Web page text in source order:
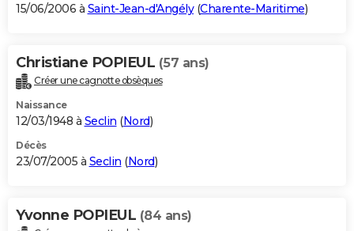
15/06/2006 à Saint-Jean-d'Angély(Charente-Maritime)
Christiane POPIEUL (57 ans)
Créer une cagnotte obsèques
Naissance
12/03/1948 à Seclin (Nord)
Décès
23/07/2005 à Seclin (Nord)
Yvonne POPIEUL (84 ans)